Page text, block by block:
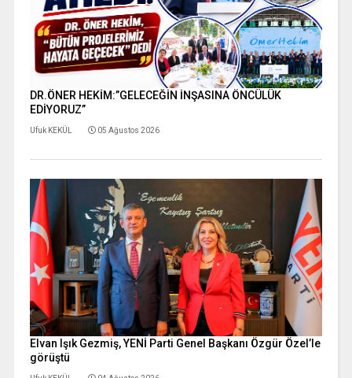
DR.ÖNER HEKİM:”GELECEĞİN İNŞASINA ÖNCÜLÜK
EDİYORUZ”
Ufuk KEKÜL 05 Ağustos 2026
Elvan Işık Gezmiş, YENİ Parti Genel Başkanı Özgür Özel’le
görüştü